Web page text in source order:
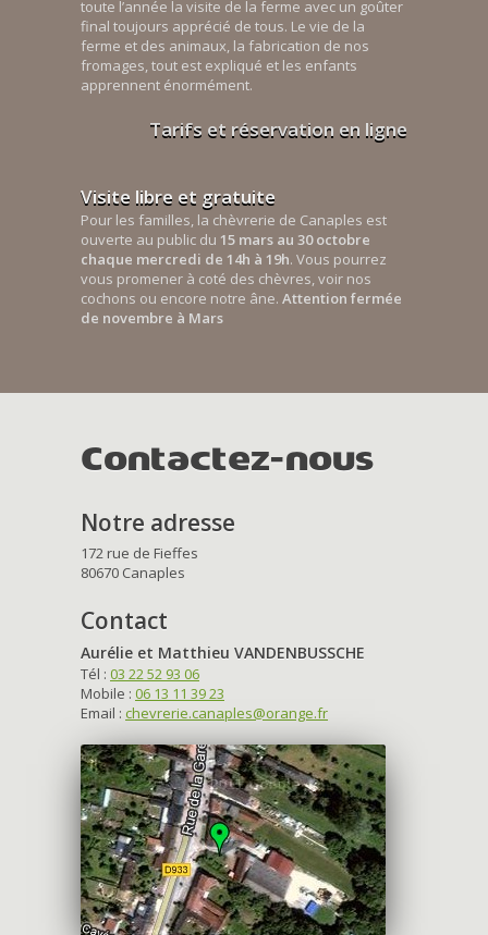
toute l’année la visite de la ferme avec un goûter
final toujours apprécié de tous. Le vie de la
ferme et des animaux, la fabrication de nos
fromages, tout est expliqué et les enfants
apprennent énormément.
Tarifs et réservation en ligne
Visite libre et gratuite
Pour les familles, la chèvrerie de Canaples est
ouverte au public du 15 mars au 30 octobre
chaque mercredi de 14h à 19h. Vous pourrez
vous promener à coté des chèvres, voir nos
cochons ou encore notre âne. Attention fermée
de novembre à Mars
Contactez-nous
Notre adresse
172 rue de Fieffes
80670 Canaples
Contact
Aurélie et Matthieu VANDENBUSSCHE
Tél : 03 22 52 93 06
Mobile : 06 13 11 39 23
Email : chevrerie.canaples@orange.fr